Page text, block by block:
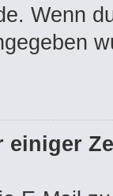
Wenn
einiger